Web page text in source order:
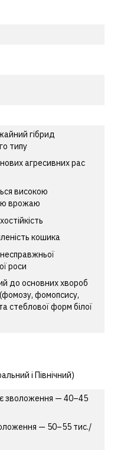
гібрид
типу
агресивних рас
високою
врожаю
кошика
роси
до основних хвороб
фомопсису,
стеблової форм білої
і Північний)
зволоження — 40–45
— 50–55 тис./